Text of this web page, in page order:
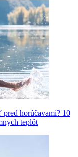
horúčavami? 10
teplôt